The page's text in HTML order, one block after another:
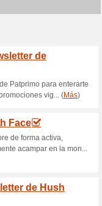
moda
Ofertas
y
$79.900